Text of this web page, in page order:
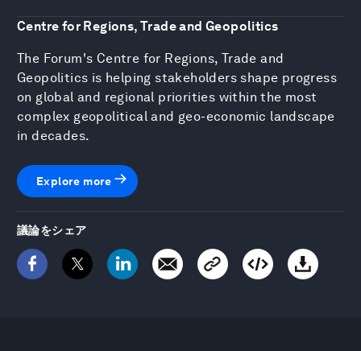
Centre for Regions, Trade and Geopolitics
The Forum's Centre for Regions, Trade and
Geopolitics is helping stakeholders shape progress
on global and regional priorities within the most
complex geopolitical and geo-economic landscape
in decades.
Explore more
議論をシェア